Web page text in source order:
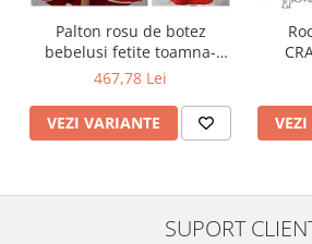
Palton rosu de botez
bebelusi fetite toamna-
iarna 3 piese, LOVE
467,78 Lei
VEZI VARIANTE
SUPORT